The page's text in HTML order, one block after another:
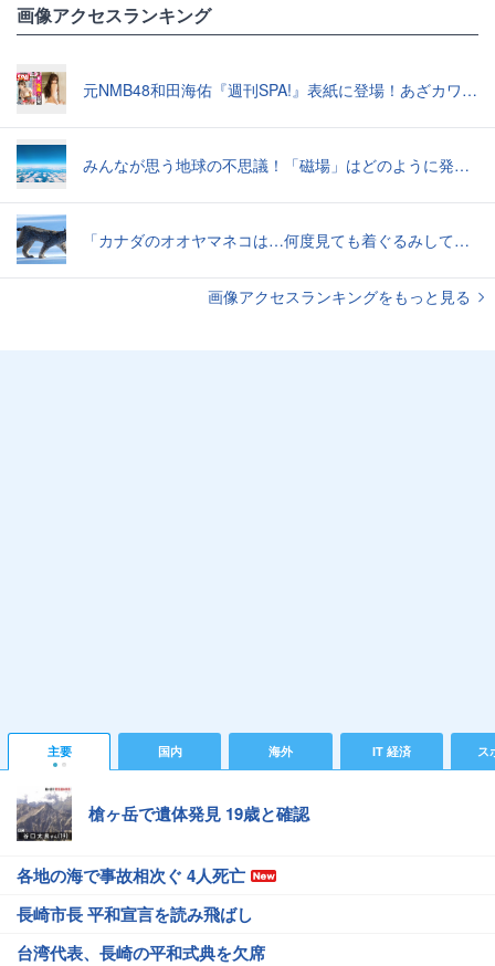
画像アクセスランキング
元NMB48和田海佑『週刊SPA!』表紙に登場！あざカワ新婚生活グラビアで読者全員TKO負け♡
みんなが思う地球の不思議！「磁場」はどのように発生したのか？【地学の話】
「カナダのオオヤマネコは…何度見ても着ぐるみしてる感じがぬぐえない」中に人間が入ってそうな写真いろいろ
画像アクセスランキングをもっと見る
主要 国内 海外 IT 経済 ス
槍ヶ岳で遺体発見 19歳と確認
各地の海で事故相次ぐ 4人死亡
長崎市長 平和宣言を読み飛ばし
台湾代表、長崎の平和式典を欠席